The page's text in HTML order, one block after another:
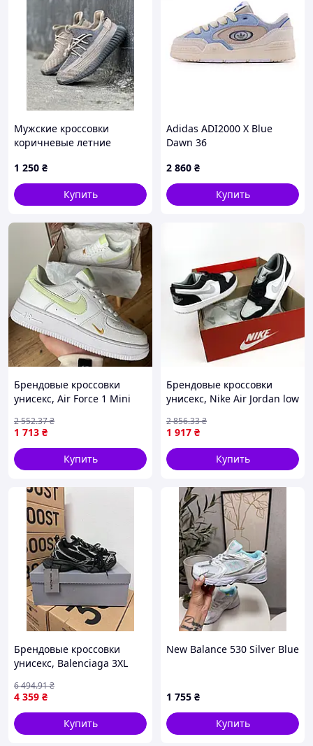
Мужские кроссовки
коричневые летние
1 250 ₴
Купить
Adidas ADI2000 X Blue
Dawn 36
2 860 ₴
Купить
Брендовые кроссовки
унисекс, Air Force 1 Mini
свитет в темное) 41
1 713 ₴
2 552.37₴
Купить
Брендовые кроссовки
унисекс, Nike Air Jordan low
1 917 ₴
2 856.33₴
Купить
Брендовые кроссовки
унисекс, Balenciaga 3XL
4 359 ₴
6 494.91₴
Купить
New Balance 530 Silver Blue
1 755 ₴
Купить